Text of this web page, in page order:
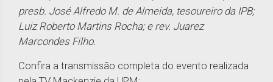
presb. José Alfredo M. de Almeida, tesoureiro da IPB;
Luiz Roberto Martins Rocha; e rev. Juarez
Marcondes Filho.
Confira a transmissão completa do evento realizada